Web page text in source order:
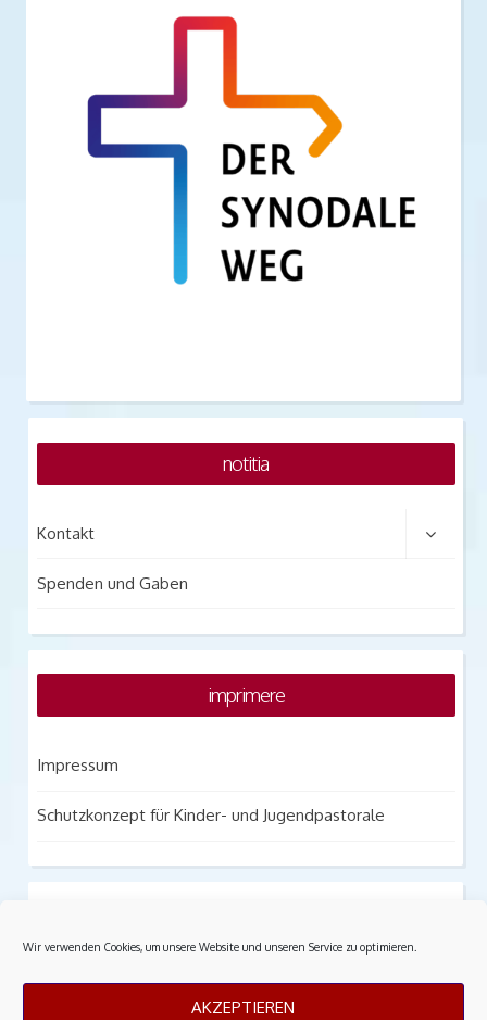
Wir verwenden Cookies, um unsere Website und unseren Service zu optimieren.
AKZEPTIEREN
notitia
Kontakt
Spenden und Gaben
imprimere
Impressum
Schutzkonzept für Kinder- und Jugendpastorale